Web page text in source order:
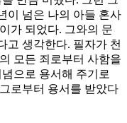
이 넘은 나의 아들 혼사
가 되었다. 그와의 문
고 생각한다. 필자가 천
모든 죄로부터 사함을
으로 용서해 주기로
로부터 용서를 받았다